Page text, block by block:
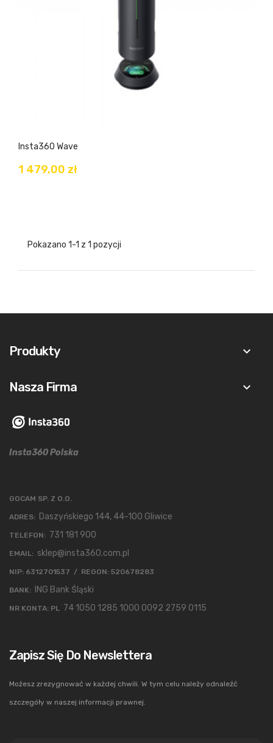
Insta360 Wave
1 479,00 zł
Pokazano 1-1 z 1 pozycji
Produkty keyboard_arrow_down
Nasza Firma keyboard_arrow_down
Insta360 Polska
GOCAM SP. Z O.O.
ADRES: Daszyńskiego 144, 44-100 Gliwice
TELEFON: 731 181 900
EMAIL: sklep@insta360.com.pl
NIP: 6312701537 / REGON: 520678283
BANK: ING Bank Śląski
NR KONTA: PL 74 1050 1285 1000 0092 2759 0115
Zapisz Się Do Newslettera
Możesz zrezygnować w każdej chwili. W tym celu należy odnaleźć
szczegóły w naszej informacji prawnej.